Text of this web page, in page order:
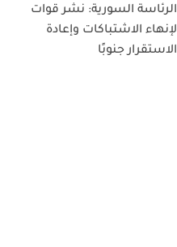
الرئاسة السورية: نشر قوات
لإنهاء الاشتباكات وإعادة
الاستقرار جنوبًا